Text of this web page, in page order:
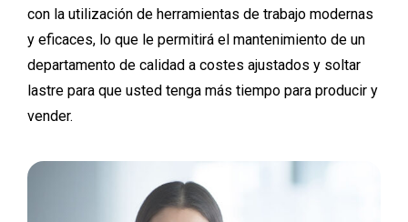
con la utilización de herramientas de trabajo modernas
y eficaces, lo que le permitirá el mantenimiento de un
departamento de calidad a costes ajustados y soltar
lastre para que usted tenga más tiempo para producir y
vender.